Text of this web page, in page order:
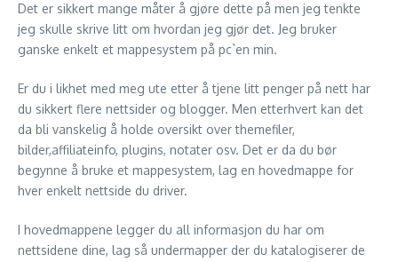
Det er sikkert mange måter å gjøre dette på men jeg tenkte
jeg skulle skrive litt om hvordan jeg gjør det. Jeg bruker
ganske enkelt et mappesystem på pc`en min.
Er du i likhet med meg ute etter å tjene litt penger på nett har
du sikkert flere nettsider og blogger. Men etterhvert kan det
da bli vanskelig å holde oversikt over themefiler,
bilder,affiliateinfo, plugins, notater osv. Det er da du bør
begynne å bruke et mappesystem, lag en hovedmappe for
hver enkelt nettside du driver.
I hovedmappene legger du all informasjon du har om
nettsidene dine, lag så undermapper der du katalogiserer de